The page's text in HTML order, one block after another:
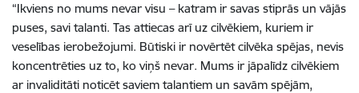
“Ikviens no mums nevar visu – katram ir savas stiprās un vājās
puses, savi talanti. Tas attiecas arī uz cilvēkiem, kuriem ir
veselības ierobežojumi. Būtiski ir novērtēt cilvēka spējas, nevis
koncentrēties uz to, ko viņš nevar. Mums ir jāpalīdz cilvēkiem
ar invaliditāti noticēt saviem talantiem un savām spējām,